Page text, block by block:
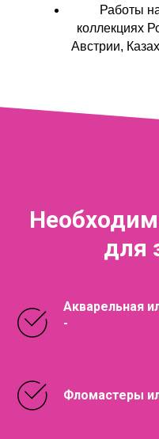
Работы
коллекциях
Австрии,
для
Акварельная
-
Фломастеры